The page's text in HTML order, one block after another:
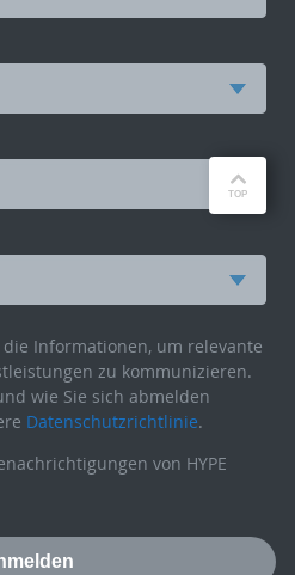
die Informationen, um relevante
zu kommunizieren.
wie Sie sich abmelden
Datenschutzrichtlinie.
von HYPE